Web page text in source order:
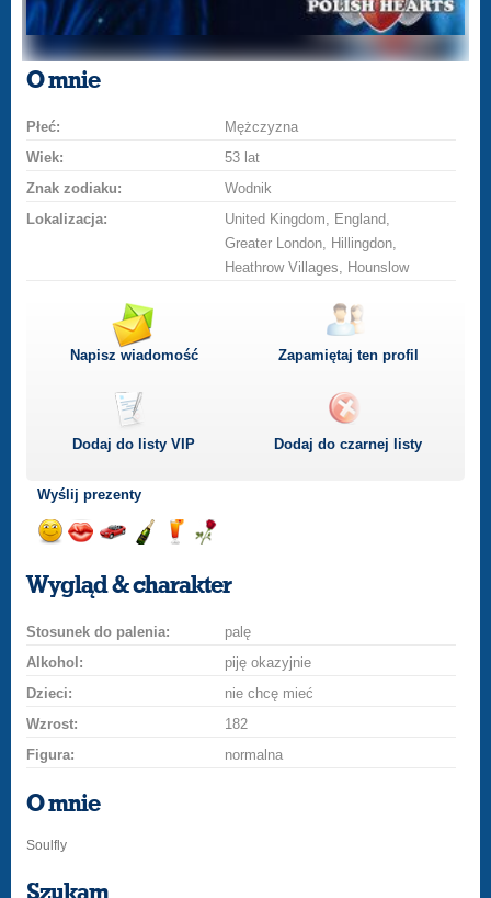
O mnie
Płeć:
Mężczyzna
Wiek:
53 lat
Znak zodiaku:
Wodnik
Lokalizacja:
United Kingdom, England,
Greater London, Hillingdon,
Heathrow Villages, Hounslow
Napisz wiadomość Zapamiętaj ten profil
Dodaj do listyVIP Dodaj do czarnej listy
Wyślij prezenty
uśmiech
buziakasamochodem
szampana
drinka
różę
Wygląd & charakter
Stosunek do palenia:
palę
Alkohol:
piję okazyjnie
Dzieci:
nie chcę mieć
Wzrost:
182
Figura:
normalna
O mnie
Soulfly
Szukam